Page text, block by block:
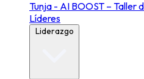
Tunja - AI BOOST – Taller
Líderes
Liderazgo